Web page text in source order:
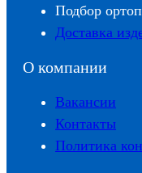
Подбор
Доставка
О компании
Вакансии
Контакты
Политика